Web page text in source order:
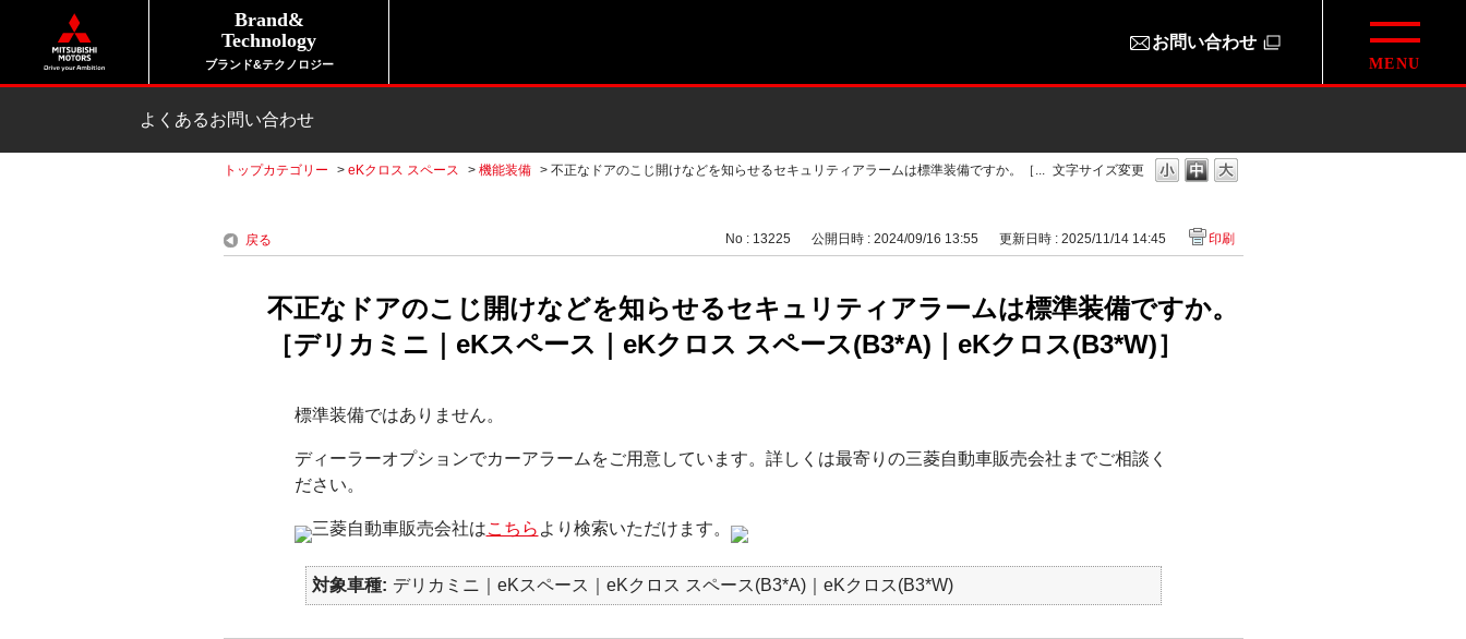
Brand&
Technology
ブランド&テクノロジー
お問い合わせ
よくあるお問い合わせ
文字サイズ変更
トップカテゴリー > eKクロス スペース > 機能装備 > 不正なドアのこじ開けなどを知らせるセキュリティアラームは標準装備ですか。［...
戻る No : 13225 公開日時 : 2024/09/16 13:55 更新日時 : 2025/11/14 14:45 印刷
不正なドアのこじ開けなどを知らせるセキュリティアラームは標準装備ですか。
［デリカミニ｜eKスペース｜eKクロス スペース(B3*A)｜eKクロス(B3*W)］
標準装備ではありません。
ディーラーオプションでカーアラームをご用意しています。詳しくは最寄りの三菱自動車販売会社までご相談く
ださい。
三菱自動車販売会社はこちら より検索いただけます。
対象車種 デリカミニ｜eKスペース｜eKクロス スペース(B3*A)｜eKクロス(B3*W)